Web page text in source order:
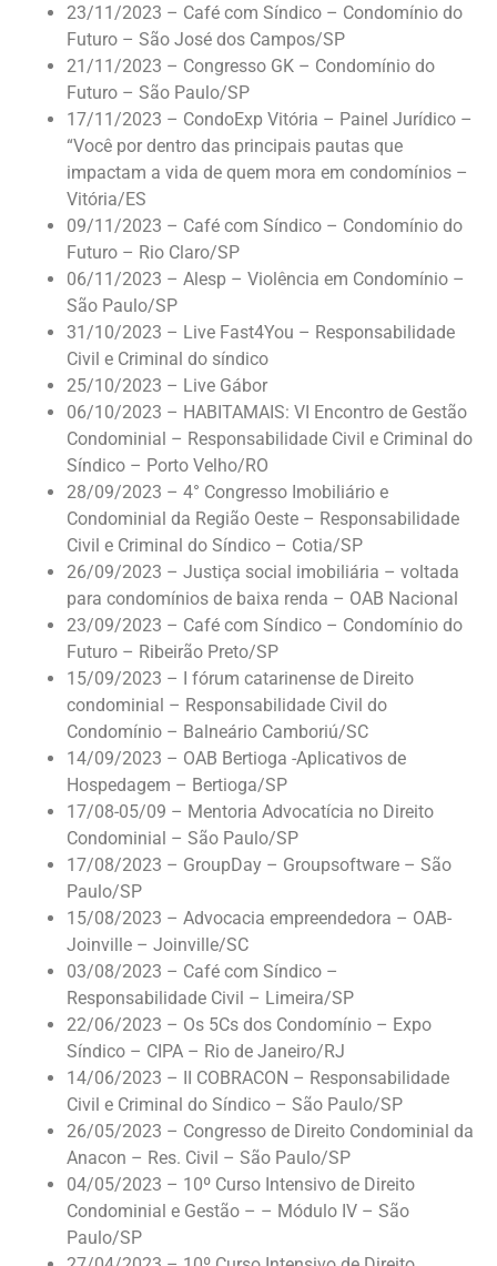
23/11/2023 – Café com Síndico – Condomínio do
Futuro – São José dos Campos/SP
21/11/2023 – Congresso GK – Condomínio do
Futuro – São Paulo/SP
17/11/2023 – CondoExp Vitória – Painel Jurídico –
“Você por dentro das principais pautas que
impactam a vida de quem mora em condomínios –
Vitória/ES
09/11/2023 – Café com Síndico – Condomínio do
Futuro – Rio Claro/SP
06/11/2023 – Alesp – Violência em Condomínio –
São Paulo/SP
31/10/2023 – Live Fast4You – Responsabilidade
Civil e Criminal do síndico
25/10/2023 – Live Gábor
06/10/2023 – HABITAMAIS: VI Encontro de Gestão
Condominial – Responsabilidade Civil e Criminal do
Síndico – Porto Velho/RO
28/09/2023 – 4° Congresso Imobiliário e
Condominial da Região Oeste – Responsabilidade
Civil e Criminal do Síndico – Cotia/SP
26/09/2023 – Justiça social imobiliária – voltada
para condomínios de baixa renda – OAB Nacional
23/09/2023 – Café com Síndico – Condomínio do
Futuro – Ribeirão Preto/SP
15/09/2023 – I fórum catarinense de Direito
condominial – Responsabilidade Civil do
Condomínio – Balneário Camboriú/SC
14/09/2023 – OAB Bertioga -Aplicativos de
Hospedagem – Bertioga/SP
17/08-05/09 – Mentoria Advocatícia no Direito
Condominial – São Paulo/SP
17/08/2023 – GroupDay – Groupsoftware – São
Paulo/SP
15/08/2023 – Advocacia empreendedora – OAB-
Joinville – Joinville/SC
03/08/2023 – Café com Síndico –
Responsabilidade Civil – Limeira/SP
22/06/2023 – Os 5Cs dos Condomínio – Expo
Síndico – CIPA – Rio de Janeiro/RJ
14/06/2023 – II COBRACON – Responsabilidade
Civil e Criminal do Síndico – São Paulo/SP
26/05/2023 – Congresso de Direito Condominial da
Anacon – Res. Civil – São Paulo/SP
04/05/2023 – 10º Curso Intensivo de Direito
Condominial e Gestão – – Módulo IV – São
Paulo/SP